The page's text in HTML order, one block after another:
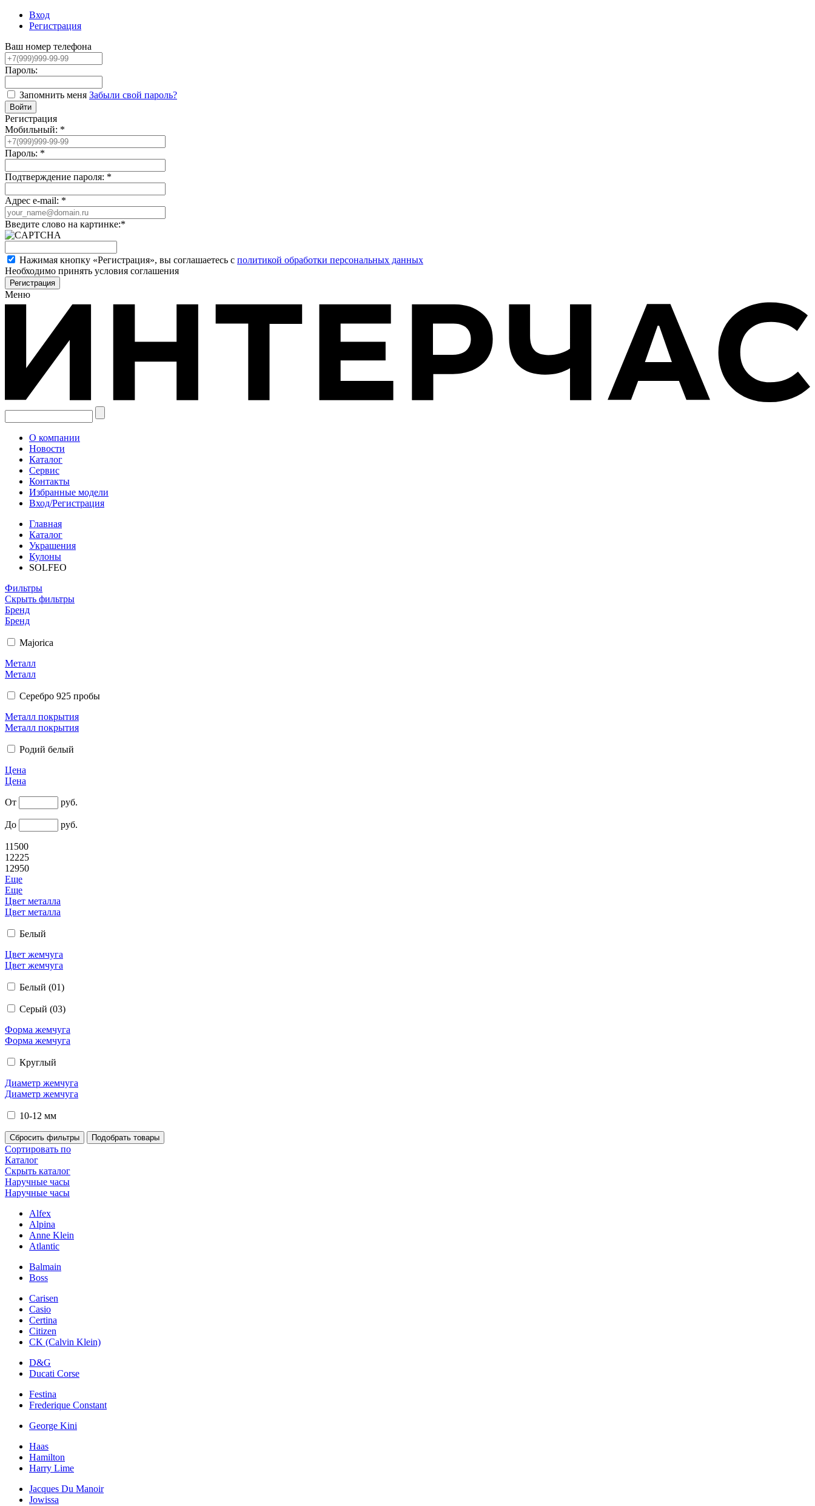
Вход
Регистрация
Ваш номер телефона
Пароль:
Запомнить меня Забыли свой пароль?
Регистрация
Мобильный: *
Пароль: *
Подтверждение пароля: *
Адрес e-mail: *
Введите слово на картинке:*
Нажимая кнопку «Регистрация», вы соглашаетесь с политикой обработки персональных данных
Необходимо принять условия соглашения
Меню
О компании
Новости
Каталог
Сервис
Контакты
Избранные модели
Вход/Регистрация
Главная
Каталог
Украшения
Кулоны
SOLFEO
Фильтры
Скрыть фильтры
Бренд
Бренд
Majorica
Металл
Металл
Серебро 925 пробы
Металл покрытия
Металл покрытия
Родий белый
Цена
Цена
От руб.
До руб.
11500
12225
12950
Еще
Еще
Цвет металла
Цвет металла
Белый
Цвет жемчуга
Цвет жемчуга
Белый (01)
Серый (03)
Форма жемчуга
Форма жемчуга
Круглый
Диаметр жемчуга
Диаметр жемчуга
10-12 мм
Сортировать по
Каталог
Скрыть каталог
Наручные часы
Наручные часы
Alfex
Alpina
Anne Klein
Atlantic
Balmain
Boss
Carisen
Casio
Certina
Citizen
CK (Calvin Klein)
D&G
Ducati Corse
Festina
Frederique Constant
George Kini
Haas
Hamilton
Harry Lime
Jacques Du Manoir
Jowissa